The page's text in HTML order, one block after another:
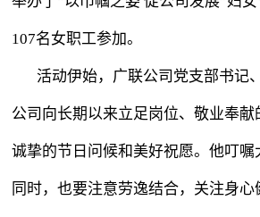
107名女职工参加。
活动伊始，广联公司党支部书记
公司向长期以来立足岗位、敬业奉献
诚挚的节日问候和美好祝愿。他叮嘱
同时，也要注意劳逸结合，关注身心